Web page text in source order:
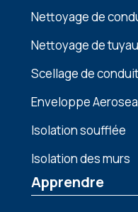
Nettoyage de
Nettoyage de
Scellage de
Enveloppe
Isolation soufflée
Isolation des murs
Apprendre